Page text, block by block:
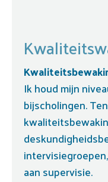
Ik houd mijn
bijscholingen.
aan supervisie.